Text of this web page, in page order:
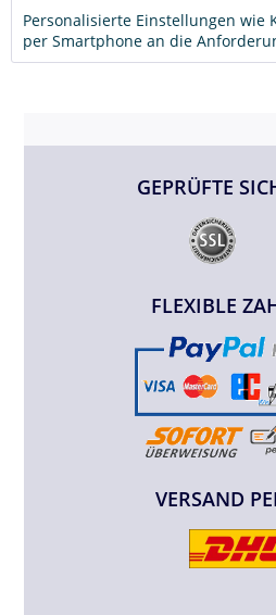
Personalisierte Einstellungen wie
per Smartphone an die
GEPRÜFTE
FLEXIBLE
VERSAND